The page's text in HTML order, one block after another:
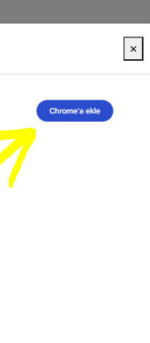
Gizlilik Politikası
Güncel Kurlar
Kur
Dolar
×